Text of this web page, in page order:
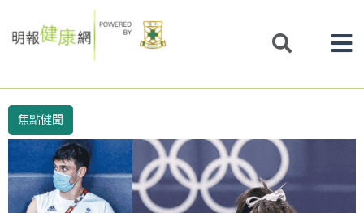
to
焦點健聞